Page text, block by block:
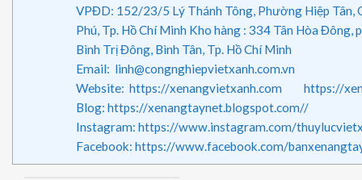
VPĐD: 152/23/5 Lý Thánh Tông, Phường Hiệp Tân,
Phú, Tp. Hồ Chí Minh Kho hàng : 334 Tân Hòa Đông,
Bình Trị Đông, Bình Tân, Tp. Hồ Chí Minh
Email: linh@congnghiepvietxanh.com.vn
Website: https://xenangvietxanh.com https://
Blog: https://xenangtaynet.blogspot.com//
Instagram: https://www.instagram.com/
Facebook: https://www.facebook.com/